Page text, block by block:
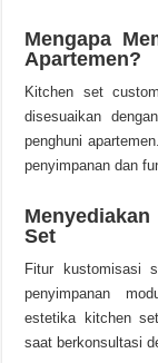
Mengapa
Apartemen?
Kitchen set
disesuaikan
penghuni
penyimpanan dan
Set
Fitur kustomisasi
penyimpanan
estetika kitchen
saat berkonsultasi